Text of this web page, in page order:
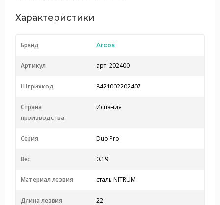
Характеристики
Бренд Arcos
Артикул арт. 202400
Штрихкод 8421002202407
Страна
производства
Испания
Серия Duo Pro
Вес 0.19
Материал лезвия сталь NITRUM
Длина лезвия 22